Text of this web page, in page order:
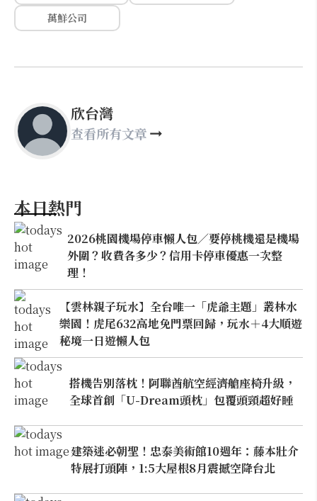
萬鮮公司
欣台灣
查看所有文章
本日熱門
2026桃園機場停車懶人包／要停桃機還是機場
外圍？收費各多少？信用卡停車優惠一次整
理！
【雲林親子玩水】全台唯一「虎爺主題」叢林水
樂園！虎尾632高地免門票回歸，玩水＋4大順遊
秘境一日遊懶人包
搭機告別落枕！阿聯酋航空經濟艙座椅升級，
全球首創「U-Dream頭枕」包覆頭頸超好睡
建築迷必朝聖！忠泰美術館10週年：藤本壯介
特展打頭陣，1:5大屋根8月震撼空降台北